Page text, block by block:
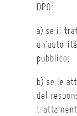
DPO:
a) se il
pubblico;
b) se le
del